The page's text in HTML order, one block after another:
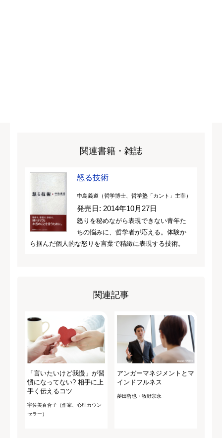
関連書籍・雑誌
怒る技術
中島義道（哲学博士、哲学塾「カント」主宰）
発売日: 2014年10月27日
怒りを秘めながら表現できない青年た
ちの悩みに、哲学者が応える。体験か
ら掴んだ個人的な怒りを言葉で精緻に表現する技術。
関連記事
「言いたいけど我慢」が習
慣になってない? 相手に上
手く伝えるコツ
宇佐美百合子（作家、心理カウン
セラー）
アンガーマネジメントとマ
インドフルネス
菱田哲也・牧野宗永